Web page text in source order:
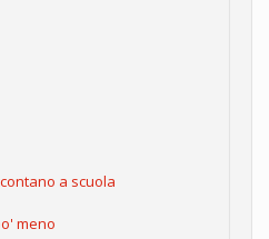
a scuola
meno